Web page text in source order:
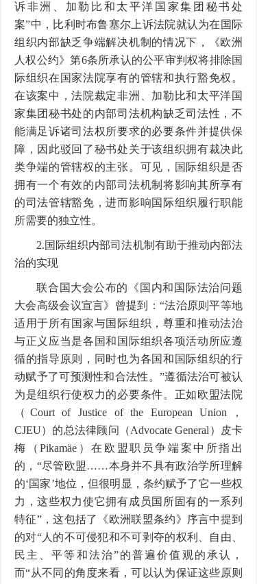
诉非洲、加勒比和太平洋国家集团秘书处
案”中，比利时布鲁塞尔上诉法院就认为在国际
组织内部缺乏争端解决机制的情况下，《欧洲
人权公约》第6条所承认的公平审判权将排除国
际组织在国家法院享有的管辖和执行豁免权。
在该案中，法院裁定非洲、加勒比和太平洋国
家集团秘书处的内部司法机构缺乏司法性，不
能满足诉诸司法权所要求的必要条件并提供保
障，因此驳回了秘书处关于该组织拥有裁决此
类争端的管辖权的主张。可见，国际组织是否
拥有一个有效的内部司法机制将影响其所享有
的司法管辖豁免，进而影响国际组织履行职能
所需要的独立性。
2.国际组织内部司法机制有助于推动内部法
治的实现
联合国大会公布的《国内和国际法治问题
大会高级会议宣言》曾提到： “法治原则平等地
适用于所有国家与国际组织，尊重和推动法治
与正义应当是各国和国际组织各项活动所应遵
循的指导原则，同时也为各国和国际组织的行
动赋予了可预测性和合法性。 ”遵循法治可被认
为是组织行使权力的必要条件。正如欧盟法院
（ Court of Justice of the European Union ，
CJEU）的总法律顾问（Advocate General ）皮卡
梅（Pikamäe ）在欧盟职员争端案中所指出
的， “尽管欧盟……本身并不具有政治学所理解
的‘国家’地位，但很明显，条约赋予了它一些权
力，这些权力使它拥有成员国所固有的一系列
特征”，这包括了《欧洲联盟条约》序言中提到
的对“人的不可侵犯和不可剥夺的权利、自由、
民主、平等和法治”的普遍价值观的承认，
而“从不同的角度来看，可以认为保证这些原则